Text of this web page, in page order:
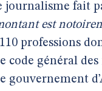
journalisme fait
est
professions
code général
gouvernement